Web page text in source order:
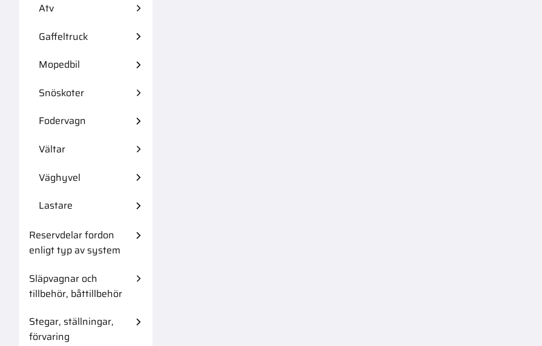
Atv
Gaffeltruck
Mopedbil
Snöskoter
Fodervagn
Vältar
Väghyvel
Lastare
Reservdelar fordon
enligt typ av system
Släpvagnar och
tillbehör, båttillbehör
Stegar, ställningar,
förvaring